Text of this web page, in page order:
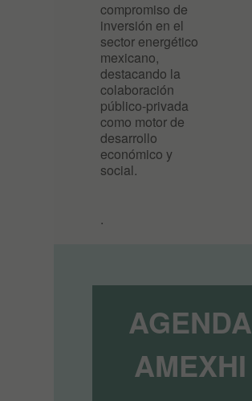
compromiso de
inversión en el
sector energético
mexicano,
destacando la
colaboración
público-privada
como motor de
desarrollo
económico y
social.
.
AGENDA
AMEXHI